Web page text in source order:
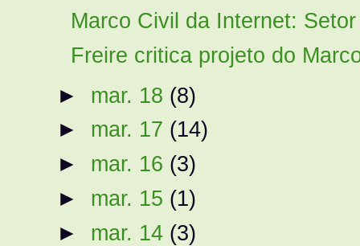
Marco Civil da Internet:
Freire critica projeto do
► mar. 18 (8)
► mar. 17 (14)
► mar. 16 (3)
► mar. 15 (1)
► mar. 14 (3)